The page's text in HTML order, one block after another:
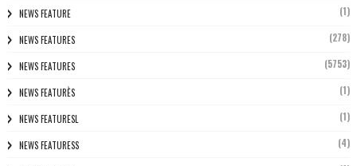
NEWS FEATURE (1)
NEWS FEATURES (278)
NEWS FEATURES (5753)
NEWS FEATURÈS (1)
NEWS FEATURESL (1)
NEWS FEATURESS (4)